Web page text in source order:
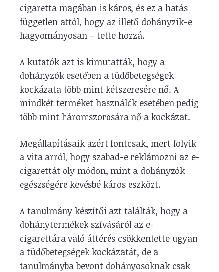
cigaretta magában is káros, és ez a hatás
független attól, hogy az illető dohányzik-e
hagyományosan – tette hozzá.
A kutatók azt is kimutatták, hogy a
dohányzók esetében a tüdőbetegségek
kockázata több mint kétszeresére nő. A
mindkét terméket használók esetében pedig
több mint háromszorosára nő a kockázat.
Megállapításaik azért fontosak, mert folyik
a vita arról, hogy szabad-e reklámozni az e-
cigarettát oly módon, mint a dohányzók
egészségére kevésbé káros eszközt.
A tanulmány készítői azt találták, hogy a
dohánytermékek szívásáról az e-
cigarettára való áttérés csökkentette ugyan
a tüdőbetegségek kockázatát, de a
tanulmányba bevont dohányosoknak csak